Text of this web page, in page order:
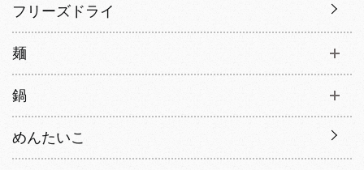
フリーズドライ
麺
鍋
めんたいこ